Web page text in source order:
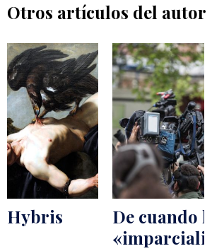
Otros artículos del autor
Hybris
De cuando la